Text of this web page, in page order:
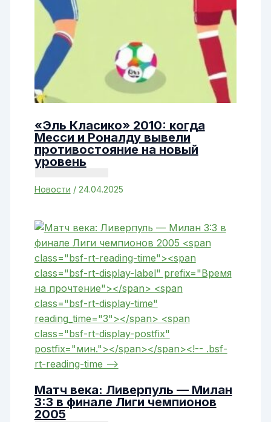
«Эль Класико» 2010: когда
Месси и Роналду вывели
противостояние на новый
уровень
Новости / 24.04.2025
Матч века: Ливерпуль — Милан
3:3 в финале Лиги чемпионов
2005